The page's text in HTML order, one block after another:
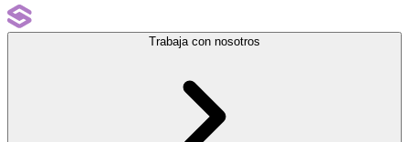
Trabaja con nosotros